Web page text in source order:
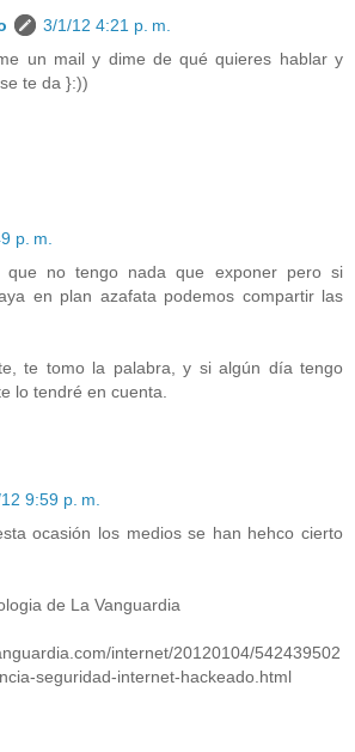
3/1/12 4:21 p. m.
un mail y dime de qué quieres hablar y
te da }:))
p. m.
que no tengo nada que exponer pero si
en plan azafata podemos compartir las
te tomo la palabra, y si algún día tengo
lo tendré en cuenta.
9:59 p. m.
ocasión los medios se han hehco cierto
de La Vanguardia
internet/20120104/542439502
seguridad-internet-hackeado.html